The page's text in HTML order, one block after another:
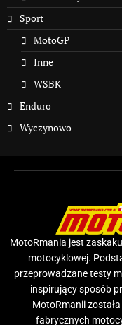
Sport
MotoGP
Inne
WSBK
Enduro
Wyczynowo
MotoRmania jest
motocyklowej.
przeprowadzane testy
inspirujący sposób
MotoRmanii
fabrycznych